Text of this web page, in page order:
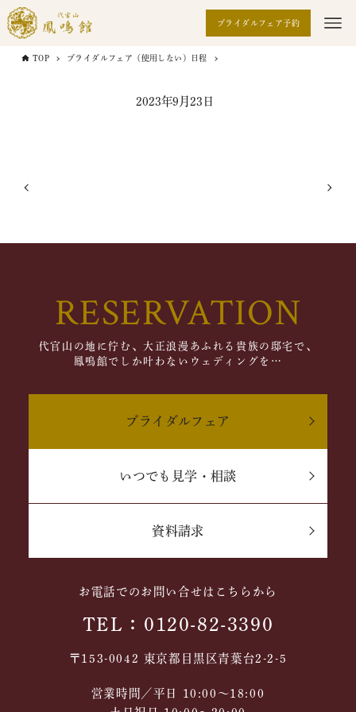
ブライダルフェア予約
TOP ブライダルフェア（使用しない）日程
2023年9月23日
RESERVATION
代官山の地に佇む、大正浪漫あふれる貴族の邸宅で、
鳳鳴館でしか叶わないウェディングを…
ブライダルフェア
いつでも見学・相談
資料請求
お電話でのお問い合せはこちらから
TEL：0120-82-3390
〒153-0042 東京都目黒区青葉台2-2-5
営業時間／平日 10:00～18:00